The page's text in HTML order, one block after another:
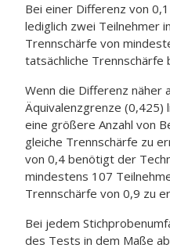
Bei einer Differenz von
lediglich zwei Teilnehmer
Trennschärfe von
tatsächliche
Wenn die Differenz näher
Äquivalenzgrenze
eine größere Anzahl von
gleiche Trennschärfe zu
von 0,4 benötigt der
mindestens 107
Trennschärfe von 0,9 zu
Bei jedem
des Tests in dem Maße